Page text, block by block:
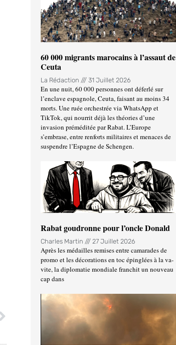
60 000 migrants marocains à l’assaut de
Ceuta
La Rédaction 31 Juillet 2026
En une nuit, 60 000 personnes ont déferlé sur
l’enclave espagnole, Ceuta, faisant au moins 34
morts. Une ruée orchestrée via WhatsApp et
TikTok, qui nourrit déjà les théories d’une
invasion préméditée par Rabat. L’Europe
s’embrase, entre renforts militaires et menaces de
suspendre l’Espagne de Schengen.
Rabat goudronne pour l’oncle Donald
Charles Martin 27 Juillet 2026
Après les médailles remises entre camarades de
promo et les décorations en toc épinglées à la va-
vite, la diplomatie mondiale franchit un nouveau
cap dans